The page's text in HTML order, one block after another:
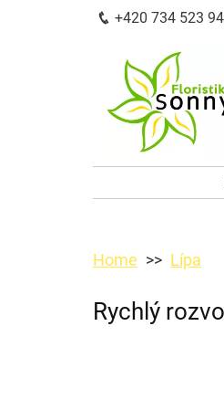
+420 734 523
Home Lípa
Rychlý